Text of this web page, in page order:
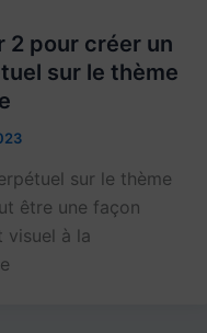
2 pour créer un
sur le thème
sur le thème
être une façon
visuel à la